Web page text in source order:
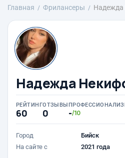
Главная Фрилансеры Надежда
Надежда
РЕЙТИНГ
60
ОТЗЫВЫ
0 -/10
Город
Бийск
На сайте с
2021 года